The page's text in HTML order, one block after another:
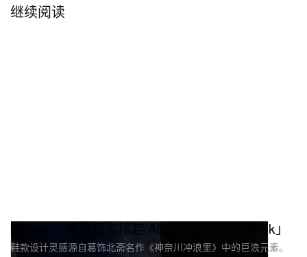
继续阅读
Salomon 推出日本限定 ACS Pro「Nami Pack」
鞋款设计灵感源自葛饰北斋名作《神奈川冲浪里》中的巨浪元素。